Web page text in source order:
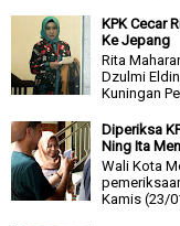
KPK Cecar
Ke Jepang
Rita
Dzulmi
Kuningan
Diperiksa
Ning Ita
Wali Kota
Kamis (23/